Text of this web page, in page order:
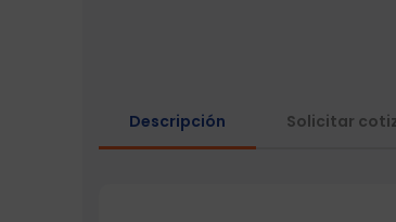
Descripción Solicitar